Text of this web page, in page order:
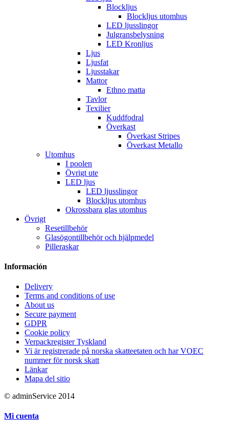
Blockljus
Blockljus utomhus
LED ljusslingor
Julgransbelysning
LED Kronljus
Ljus
Ljusfat
Ljusstakar
Mattor
Ethno matta
Tavlor
Texilier
Kuddfodral
Överkast
Överkast Stripes
Överkast Metallo
Utomhus
I poolen
Övrigt ute
LED ljus
LED ljusslingor
Blockljus utomhus
Okrossbara glas utomhus
Övrigt
Resetillbehör
Glasögontillbehör och hjälpmedel
Pilleraskar
Información
Delivery
Terms and conditions of use
About us
Secure payment
GDPR
Cookie policy
Verpackregister Tyskland
Vi är registrerade på norska skatteetaten och har VOEC
nummer för norsk skatt
Länkar
Mapa del sitio
© adminService 2014
Mi cuenta